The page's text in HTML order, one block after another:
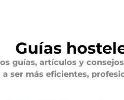
Guías
guías, artículos y
ser más eficientes,